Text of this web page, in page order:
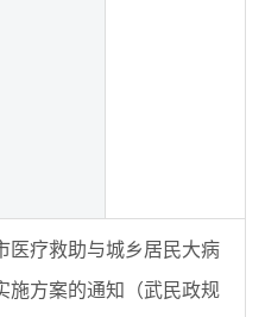
医疗救助与城乡居民大病
施方案的通知（武民政规